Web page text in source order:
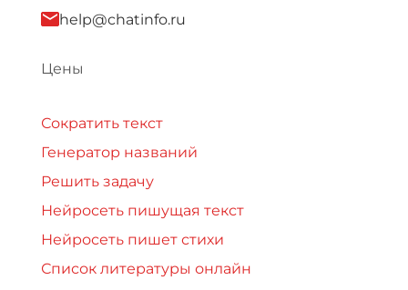
help@chatinfo.ru
Цены
Сократить текст
Генератор названий
Решить задачу
Нейросеть пишущая текст
Нейросеть пишет стихи
Список литературы онлайн